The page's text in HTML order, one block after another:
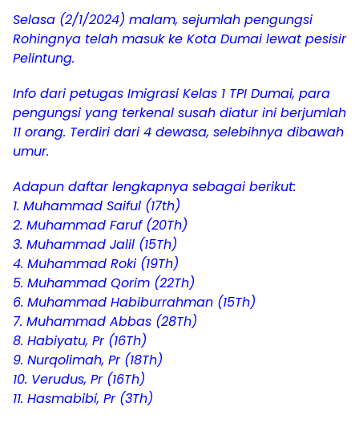
Selasa (2/1/2024) malam, sejumlah pengungsi
Rohingnya telah masuk ke Kota Dumai lewat pesisir
Pelintung.
Info dari petugas Imigrasi Kelas 1 TPI Dumai, para
pengungsi yang terkenal susah diatur ini berjumlah
11 orang. Terdiri dari 4 dewasa, selebihnya dibawah
umur.
Adapun daftar lengkapnya sebagai berikut:
1. Muhammad Saiful (17th)
2. Muhammad Faruf (20Th)
3. Muhammad Jalil (15Th)
4. Muhammad Roki (19Th)
5. Muhammad Qorim (22Th)
6. Muhammad Habiburrahman (15Th)
7. Muhammad Abbas (28Th)
8. Habiyatu, Pr (16Th)
9. Nurqolimah, Pr (18Th)
10. Verudus, Pr (16Th)
11. Hasmabibi, Pr (3Th)